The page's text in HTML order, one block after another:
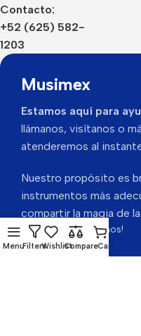
Contacto:
+52 (625) 582-
1203
Musimex
Estamos aquí para
llámanos, visítanos o
atenderemos al
Nuestro propósito es
instrumentos más
compartir la magia de
Gracias por visitarnos!
MenuFiltersWishlistCompareCart